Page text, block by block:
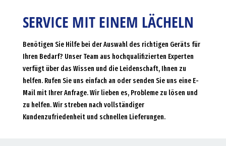
SERVICE MIT EINEM LÄCHELN
Benötigen Sie Hilfe bei der Auswahl des richtigen Geräts für
Ihren Bedarf? Unser Team aus hochqualifizierten Experten
verfügt über das Wissen und die Leidenschaft, Ihnen zu
helfen. Rufen Sie uns einfach an oder senden Sie uns eine E-
Mail mit Ihrer Anfrage. Wir lieben es, Probleme zu lösen und
zu helfen. Wir streben nach vollständiger
Kundenzufriedenheit und schnellen Lieferungen.